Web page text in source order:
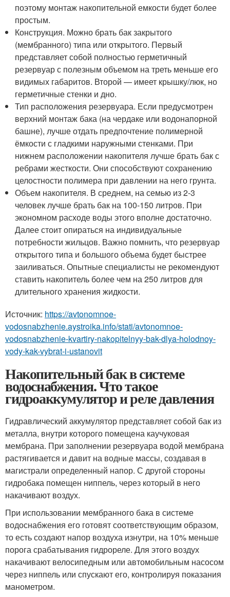
поэтому монтаж накопительной емкости будет более
простым.
Конструкция. Можно брать бак закрытого
(мембранного) типа или открытого. Первый
представляет собой полностью герметичный
резервуар с полезным объемом на треть меньше его
видимых габаритов. Второй — имеет крышку/люк, но
герметичные стенки и дно.
Тип расположения резервуара. Если предусмотрен
верхний монтаж бака (на чердаке или водонапорной
башне), лучше отдать предпочтение полимерной
ёмкости с гладкими наружными стенками. При
нижнем расположении накопителя лучше брать бак с
ребрами жесткости. Они способствуют сохранению
целостности полимера при давлении на него грунта.
Объем накопителя. В среднем, на семью из 2-3
человек лучше брать бак на 100-150 литров. При
экономном расходе воды этого вполне достаточно.
Далее стоит опираться на индивидуальные
потребности жильцов. Важно помнить, что резервуар
открытого типа и большого объема будет быстрее
заиливаться. Опытные специалисты не рекомендуют
ставить накопитель более чем на 250 литров для
длительного хранения жидкости.
Источник: https://avtonomnoe-
vodosnabzhenie.aystroika.info/stati/avtonomnoe-
vodosnabzhenie-kvartiry-nakopitelnyy-bak-dlya-holodnoy-
vody-kak-vybrat-i-ustanovit
Накопительный бак в системе
водоснабжения. Что такое
гидроаккумулятор и реле давления
Гидравлический аккумулятор представляет собой бак из
металла, внутри которого помещена каучуковая
мембрана. При заполнении резервуара водой мембрана
растягивается и давит на водные массы, создавая в
магистрали определенный напор. С другой стороны
гидробака помещен ниппель, через который в него
накачивают воздух.
При использовании мембранного бака в системе
водоснабжения его готовят соответствующим образом,
то есть создают напор воздуха изнутри, на 10% меньше
порога срабатывания гидрореле. Для этого воздух
накачивают велосипедным или автомобильным насосом
через ниппель или спускают его, контролируя показания
манометром.